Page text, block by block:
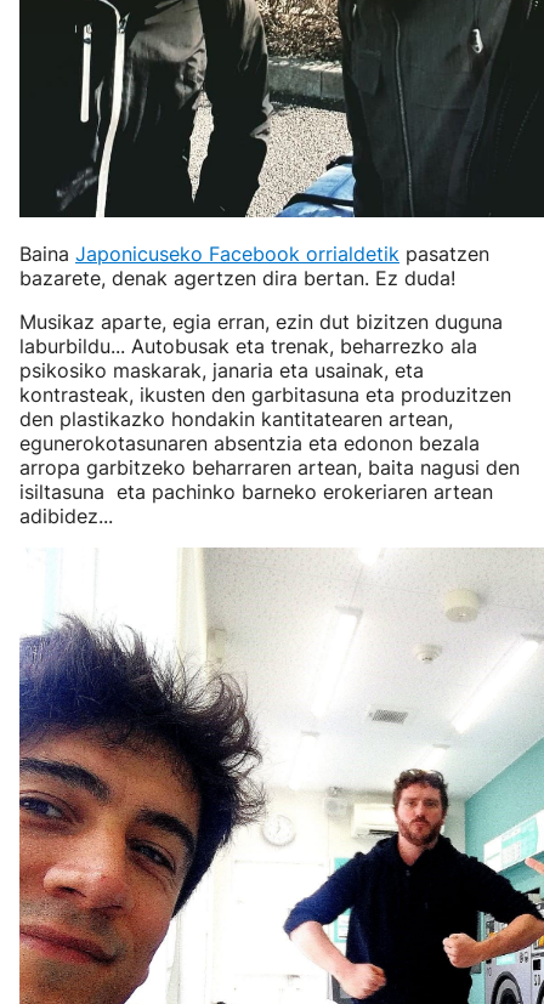
Baina Japonicuseko Facebook orrialdetik pasatzen
bazarete, denak agertzen dira bertan. Ez duda!
Musikaz aparte, egia erran, ezin dut bizitzen duguna
laburbildu... Autobusak eta trenak, beharrezko ala
psikosiko maskarak, janaria eta usainak, eta
kontrasteak, ikusten den garbitasuna eta produzitzen
den plastikazko hondakin kantitatearen artean,
egunerokotasunaren absentzia eta edonon bezala
arropa garbitzeko beharraren artean, baita nagusi den
isiltasuna eta pachinko barneko erokeriaren artean
adibidez...